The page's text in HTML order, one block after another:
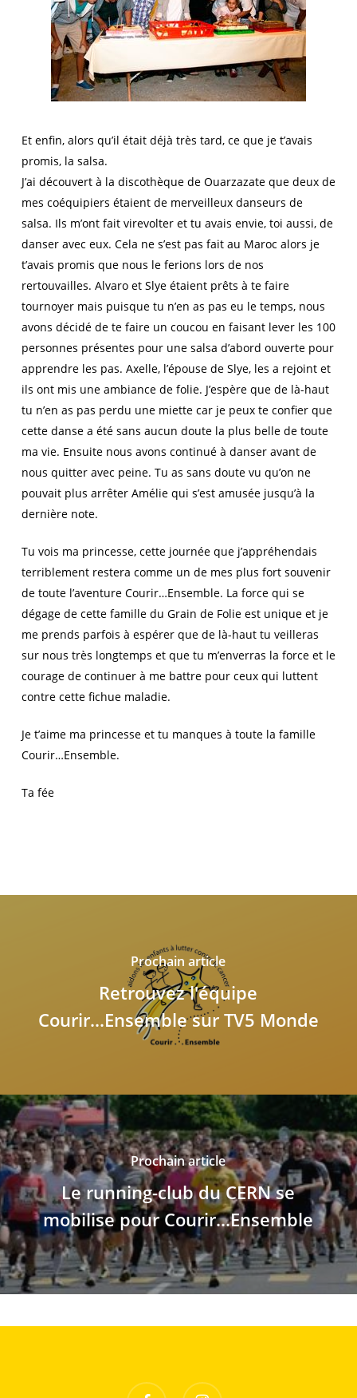
Et enfin, alors qu’il était déjà très tard, ce que je t’avais
promis, la salsa.
J’ai découvert à la discothèque de Ouarzazate que deux de
mes coéquipiers étaient de merveilleux danseurs de
salsa. Ils m’ont fait virevolter et tu avais envie, toi aussi, de
danser avec eux. Cela ne s’est pas fait au Maroc alors je
t’avais promis que nous le ferions lors de nos
rertouvailles. Alvaro et Slye étaient prêts à te faire
tournoyer mais puisque tu n’en as pas eu le temps, nous
avons décidé de te faire un coucou en faisant lever les 100
personnes présentes pour une salsa d’abord ouverte pour
apprendre les pas. Axelle, l’épouse de Slye, les a rejoint et
ils ont mis une ambiance de folie. J’espère que de là-haut
tu n’en as pas perdu une miette car je peux te confier que
cette danse a été sans aucun doute la plus belle de toute
ma vie. Ensuite nous avons continué à danser avant de
nous quitter avec peine. Tu as sans doute vu qu’on ne
pouvait plus arrêter Amélie qui s’est amusée jusqu’à la
dernière note.
Tu vois ma princesse, cette journée que j’appréhendais
terriblement restera comme un de mes plus fort souvenir
de toute l’aventure Courir…Ensemble. La force qui se
dégage de cette famille du Grain de Folie est unique et je
me prends parfois à espérer que de là-haut tu veilleras
sur nous très longtemps et que tu m’enverras la force et le
courage de continuer à me battre pour ceux qui luttent
contre cette fichue maladie.
Je t’aime ma princesse et tu manques à toute la famille
Courir…Ensemble.
Ta fée
Prochain article
Retrouvez l'équipe
Courir...Ensemble sur TV5 Monde
Prochain article
Le running-club du CERN se
mobilise pour Courir...Ensemble
facebook instagram